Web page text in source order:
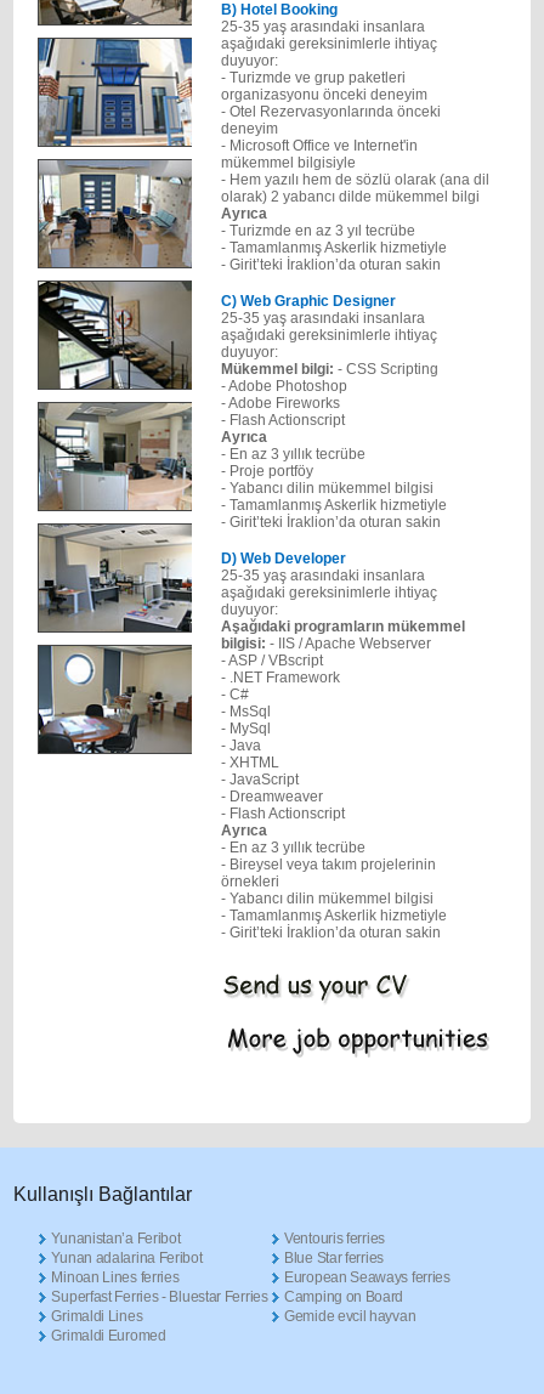
Β) Hotel Booking
25-35 yaş arasındaki insanlara
aşağıdaki gereksinimlerle ihtiyaç
duyuyor:
- Turizmde ve grup paketleri
organizasyonu önceki deneyim
- Otel Rezervasyonlarında önceki
deneyim
- Microsoft Office ve Internet'in
mükemmel bilgisiyle
- Hem yazılı hem de sözlü olarak (ana dil
olarak) 2 yabancı dilde mükemmel bilgi
Ayrıca
- Turizmde en az 3 yıl tecrübe
- Tamamlanmış Askerlik hizmetiyle
- Girit’teki İraklion’da oturan sakin
C) Web Graphic Designer
25-35 yaş arasındaki insanlara
aşağıdaki gereksinimlerle ihtiyaç
duyuyor:
Mükemmel bilgi: - CSS Scripting
- Adobe Photoshop
- Adobe Fireworks
- Flash Actionscript
Ayrıca
- En az 3 yıllık tecrübe
- Proje portföy
- Yabancı dilin mükemmel bilgisi
- Tamamlanmış Askerlik hizmetiyle
- Girit’teki İraklion’da oturan sakin
D) Web Developer
25-35 yaş arasındaki insanlara
aşağıdaki gereksinimlerle ihtiyaç
duyuyor:
Aşağıdaki programların mükemmel
bilgisi: - IIS / Apache Webserver
- ASP / VBscript
- .NET Framework
- C#
- MsSql
- MySql
- Java
- XHTML
- JavaScript
- Dreamweaver
- Flash Actionscript
Ayrıca
- En az 3 yıllık tecrübe
- Bireysel veya takım projelerinin
örnekleri
- Yabancı dilin mükemmel bilgisi
- Tamamlanmış Askerlik hizmetiyle
- Girit’teki İraklion’da oturan sakin
Κullanışlı Βağlantılar
Yunanistan’a Feribot
Yunan adalarina Feribot
Minoan Lines ferries
Superfast Ferries - Bluestar Ferries
Grimaldi Lines
Grimaldi Euromed
Ventouris ferries
Blue Star ferries
European Seaways ferries
Camping on Board
Gemide evcil hayvan